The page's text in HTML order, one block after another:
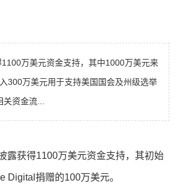
万美元资金支持，其中1000万美元来
300万美元用于支持美国国会及州级选举
资金流...
露获得1100万美元资金支持，其初始
Digital捐赠的100万美元。